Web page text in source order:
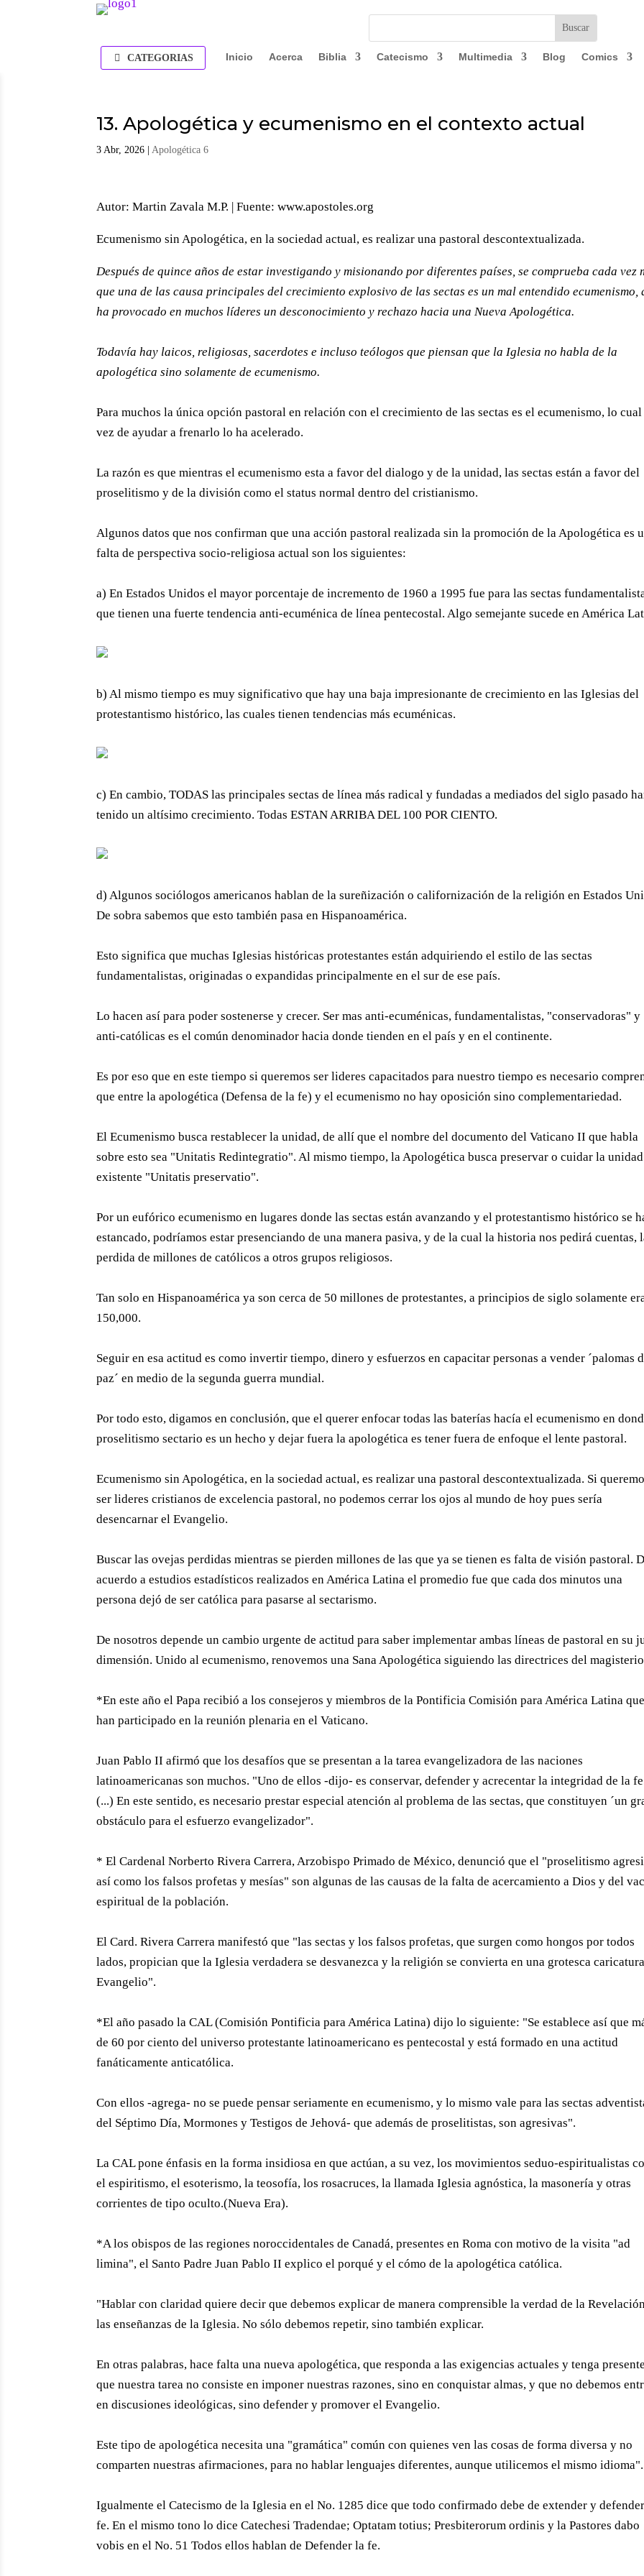
CATEGORIAS Inicio Acerca Biblia Catecismo Multimedia Blog Comics
13. Apologética y ecumenismo en el contexto actual
3 Abr, 2026 |Apologética 6
Autor: Martin Zavala M.P. | Fuente: www.apostoles.org
Ecumenismo sin Apologética, en la sociedad actual, es realizar una pastoral descontextualizada.
Después de quince años de estar investigando y misionando por diferentes países, se comprueba cada vez
que una de las causa principales del crecimiento explosivo de las sectas es un mal entendido ecumenismo,
ha provocado en muchos líderes un desconocimiento y rechazo hacia una Nueva Apologética.
Todavía hay laicos, religiosas, sacerdotes e incluso teólogos que piensan que la Iglesia no habla de la
apologética sino solamente de ecumenismo.
Para muchos la única opción pastoral en relación con el crecimiento de las sectas es el ecumenismo, lo cual
vez de ayudar a frenarlo lo ha acelerado.
La razón es que mientras el ecumenismo esta a favor del dialogo y de la unidad, las sectas están a favor del
proselitismo y de la división como el status normal dentro del cristianismo.
Algunos datos que nos confirman que una acción pastoral realizada sin la promoción de la Apologética es
falta de perspectiva socio-religiosa actual son los siguientes:
a) En Estados Unidos el mayor porcentaje de incremento de 1960 a 1995 fue para las sectas
que tienen una fuerte tendencia anti-ecuménica de línea pentecostal. Algo semejante sucede en América
b) Al mismo tiempo es muy significativo que hay una baja impresionante de crecimiento en las Iglesias del
protestantismo histórico, las cuales tienen tendencias más ecuménicas.
c) En cambio, TODAS las principales sectas de línea más radical y fundadas a mediados del siglo pasado
tenido un altísimo crecimiento. Todas ESTAN ARRIBA DEL 100 POR CIENTO.
d) Algunos sociólogos americanos hablan de la sureñización o californización de la religión en Estados
De sobra sabemos que esto también pasa en Hispanoamérica.
Esto significa que muchas Iglesias históricas protestantes están adquiriendo el estilo de las sectas
fundamentalistas, originadas o expandidas principalmente en el sur de ese país.
Lo hacen así para poder sostenerse y crecer. Ser mas anti-ecuménicas, fundamentalistas, "conservadoras" y
anti-católicas es el común denominador hacia donde tienden en el país y en el continente.
Es por eso que en este tiempo si queremos ser lideres capacitados para nuestro tiempo es necesario
que entre la apologética (Defensa de la fe) y el ecumenismo no hay oposición sino complementariedad.
El Ecumenismo busca restablecer la unidad, de allí que el nombre del documento del Vaticano II que habla
sobre esto sea "Unitatis Redintegratio". Al mismo tiempo, la Apologética busca preservar o cuidar la
existente "Unitatis preservatio".
Por un eufórico ecumenismo en lugares donde las sectas están avanzando y el protestantismo histórico se
estancado, podríamos estar presenciando de una manera pasiva, y de la cual la historia nos pedirá cuentas,
perdida de millones de católicos a otros grupos religiosos.
Tan solo en Hispanoamérica ya son cerca de 50 millones de protestantes, a principios de siglo solamente
150,000.
Seguir en esa actitud es como invertir tiempo, dinero y esfuerzos en capacitar personas a vender ´palomas
paz´ en medio de la segunda guerra mundial.
Por todo esto, digamos en conclusión, que el querer enfocar todas las baterías hacía el ecumenismo en
proselitismo sectario es un hecho y dejar fuera la apologética es tener fuera de enfoque el lente pastoral.
Ecumenismo sin Apologética, en la sociedad actual, es realizar una pastoral descontextualizada. Si
ser lideres cristianos de excelencia pastoral, no podemos cerrar los ojos al mundo de hoy pues sería
desencarnar el Evangelio.
Buscar las ovejas perdidas mientras se pierden millones de las que ya se tienen es falta de visión pastoral.
acuerdo a estudios estadísticos realizados en América Latina el promedio fue que cada dos minutos una
persona dejó de ser católica para pasarse al sectarismo.
De nosotros depende un cambio urgente de actitud para saber implementar ambas líneas de pastoral en su
dimensión. Unido al ecumenismo, renovemos una Sana Apologética siguiendo las directrices del
*En este año el Papa recibió a los consejeros y miembros de la Pontificia Comisión para América Latina que
han participado en la reunión plenaria en el Vaticano.
Juan Pablo II afirmó que los desafíos que se presentan a la tarea evangelizadora de las naciones
latinoamericanas son muchos. "Uno de ellos -dijo- es conservar, defender y acrecentar la integridad de la
(...) En este sentido, es necesario prestar especial atención al problema de las sectas, que constituyen ´un
obstáculo para el esfuerzo evangelizador".
* El Cardenal Norberto Rivera Carrera, Arzobispo Primado de México, denunció que el "proselitismo
así como los falsos profetas y mesías" son algunas de las causas de la falta de acercamiento a Dios y del
espiritual de la población.
El Card. Rivera Carrera manifestó que "las sectas y los falsos profetas, que surgen como hongos por todos
lados, propician que la Iglesia verdadera se desvanezca y la religión se convierta en una grotesca
Evangelio".
*El año pasado la CAL (Comisión Pontificia para América Latina) dijo lo siguiente: "Se establece así que
de 60 por ciento del universo protestante latinoamericano es pentecostal y está formado en una actitud
fanáticamente anticatólica.
Con ellos -agrega- no se puede pensar seriamente en ecumenismo, y lo mismo vale para las sectas
del Séptimo Día, Mormones y Testigos de Jehová- que además de proselitistas, son agresivas".
La CAL pone énfasis en la forma insidiosa en que actúan, a su vez, los movimientos seduo-espiritualistas
el espiritismo, el esoterismo, la teosofía, los rosacruces, la llamada Iglesia agnóstica, la masonería y otras
corrientes de tipo oculto.(Nueva Era).
*A los obispos de las regiones noroccidentales de Canadá, presentes en Roma con motivo de la visita "ad
limina", el Santo Padre Juan Pablo II explico el porqué y el cómo de la apologética católica.
"Hablar con claridad quiere decir que debemos explicar de manera comprensible la verdad de la
las enseñanzas de la Iglesia. No sólo debemos repetir, sino también explicar.
En otras palabras, hace falta una nueva apologética, que responda a las exigencias actuales y tenga presente
que nuestra tarea no consiste en imponer nuestras razones, sino en conquistar almas, y que no debemos
en discusiones ideológicas, sino defender y promover el Evangelio.
Este tipo de apologética necesita una "gramática" común con quienes ven las cosas de forma diversa y no
comparten nuestras afirmaciones, para no hablar lenguajes diferentes, aunque utilicemos el mismo idioma".
Igualmente el Catecismo de la Iglesia en el No. 1285 dice que todo confirmado debe de extender y
fe. En el mismo tono lo dice Catechesi Tradendae; Optatam totius; Presbiterorum ordinis y la Pastores dabo
vobis en el No. 51 Todos ellos hablan de Defender la fe.